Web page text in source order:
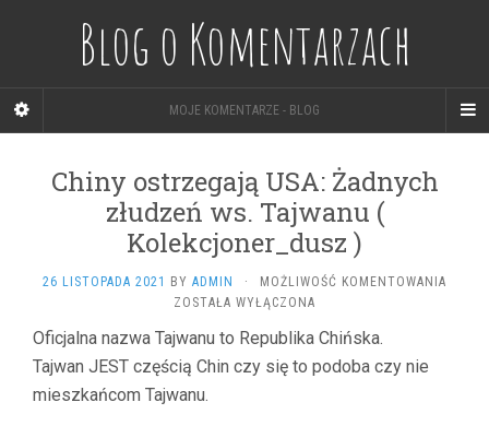
Blog o Komentarzach
MOJE KOMENTARZE - BLOG
Chiny ostrzegają USA: Żadnych
złudzeń ws. Tajwanu (
Kolekcjoner_dusz )
26 LISTOPADA 2021 BY ADMIN · MOŻLIWOŚĆ KOMENTOWANIA
ZOSTAŁA WYŁĄCZONA
Oficjalna nazwa Tajwanu to Republika Chińska.
Tajwan JEST częścią Chin czy się to podoba czy nie
mieszkańcom Tajwanu.